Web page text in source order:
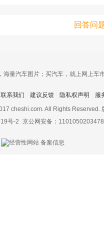
回答问
联系我们 建议反馈 隐私权声明
服
cheshi.com. All Rights Reserved.
号-2 京公网安备：